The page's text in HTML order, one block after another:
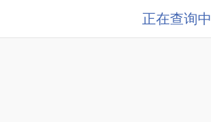
正在查询中